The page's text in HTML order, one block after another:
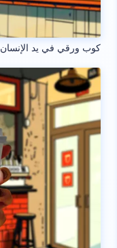
كوب ورقي في يد الإنسان